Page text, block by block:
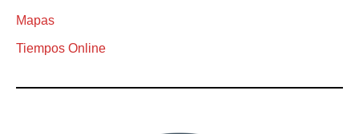
Mapas
Tiempos Online